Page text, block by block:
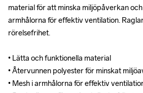
material för att minska miljöpåverkan
armhålorna för effektiv ventilation.
rörelsefrihet.
• Lätta och funktionella material
• Återvunnen polyester för minskat
• Mesh i armhålorna för effektiv
material för att minska miljöpåverkan
armhålorna för effektiv ventilation.
rörelsefrihet.
• Lätta och funktionella material
• Återvunnen polyester för minskat
• Mesh i armhålorna för effektiv